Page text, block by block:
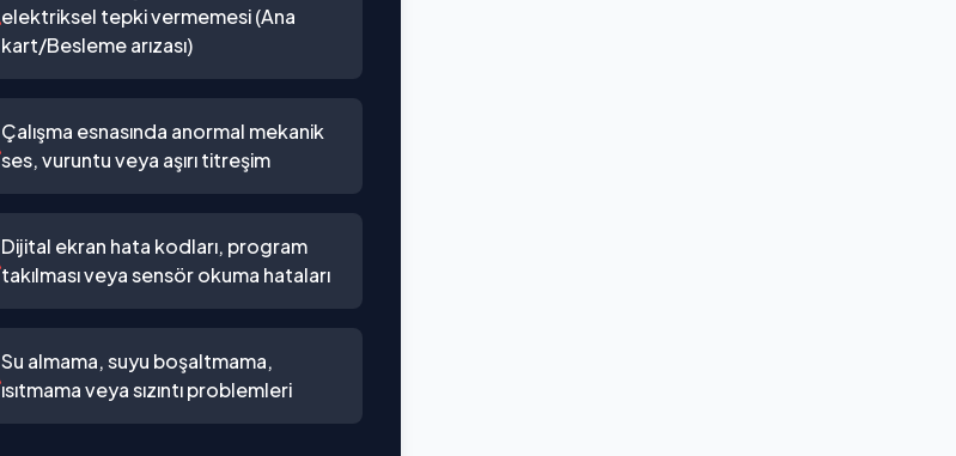
elektriksel tepki vermemesi (Ana
kart/Besleme arızası)
Çalışma esnasında anormal mekanik
ses, vuruntu veya aşırı titreşim
Dijital ekran hata kodları, program
takılması veya sensör okuma hataları
Su almama, suyu boşaltmama,
ısıtmama veya sızıntı problemleri